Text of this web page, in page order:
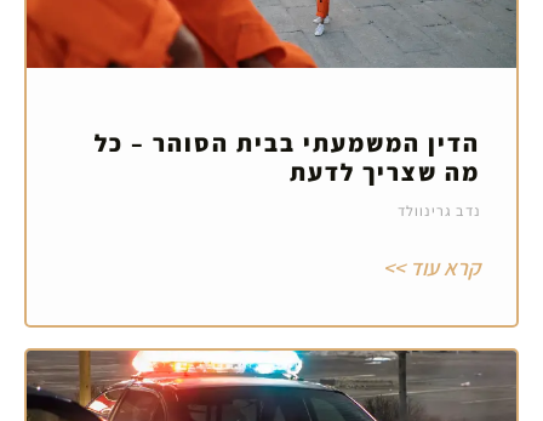
הדין המשמעתי בבית הסוהר – כל
מה שצריך לדעת
נדב גרינוולד
קרא עוד >>